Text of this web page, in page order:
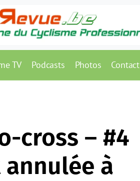
TV Podcasts Photos Contact
cross – #4
annulée à